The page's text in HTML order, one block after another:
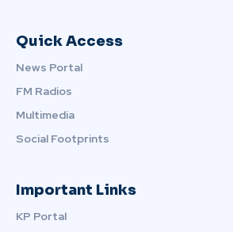
Quick Access
News Portal
FM Radios
Multimedia
Social Footprints
Important Links
KP Portal